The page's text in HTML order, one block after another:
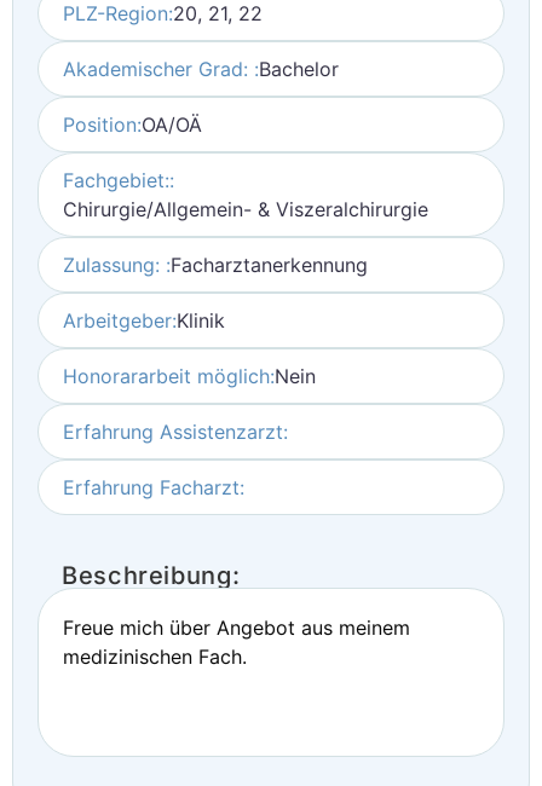
PLZ-Region:20, 21, 22
Akademischer Grad: :Bachelor
Position:OA/OÄ
Fachgebiet::
Chirurgie/Allgemein- & Viszeralchirurgie
Zulassung: :Facharztanerkennung
Arbeitgeber:Klinik
Honorararbeit möglich:Nein
Erfahrung Assistenzarzt:
Erfahrung Facharzt:
Beschreibung:
Freue mich über Angebot aus meinem
medizinischen Fach.